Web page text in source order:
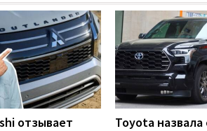
отзывает
Toyota назвала